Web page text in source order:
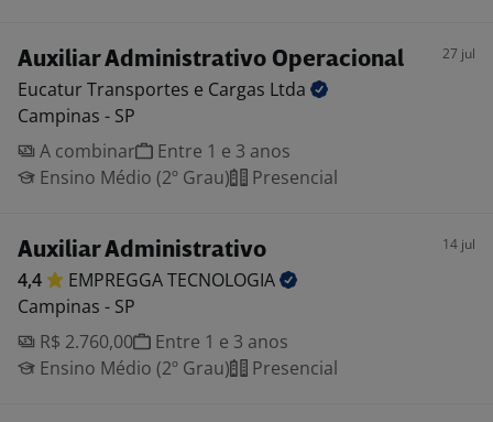
Auxiliar Administrativo Operacional 27 jul
Eucatur Transportes e Cargas Ltda
Campinas - SP
A combinar
Entre 1 e 3 anos
Ensino Médio (2º Grau)
Presencial
Auxiliar Administrativo 14 jul
4,4 EMPREGGATECNOLOGIA
Campinas - SP
R$ 2.760,00
Entre 1 e 3 anos
Ensino Médio (2º Grau)
Presencial